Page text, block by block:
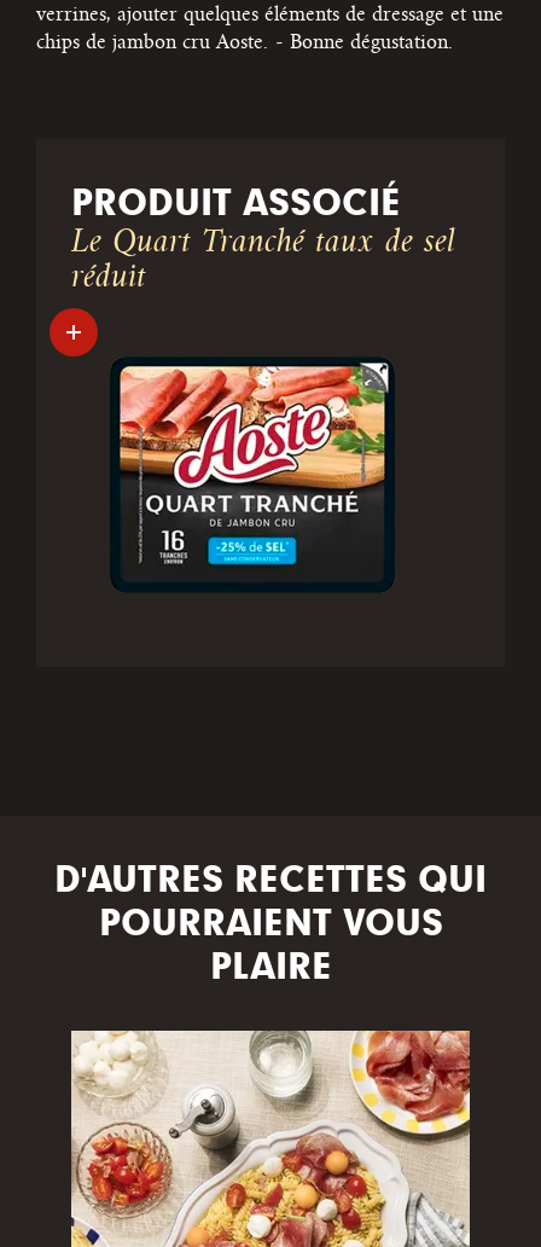
verrines, ajouter quelques éléments de dressage et une
chips de jambon cru Aoste. - Bonne dégustation.
PRODUIT ASSOCIÉ
Le Quart Tranché taux de sel
réduit
D'AUTRES RECETTES QUI
POURRAIENT VOUS
PLAIRE